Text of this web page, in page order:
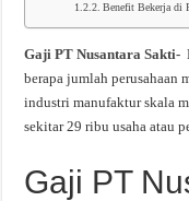
Benefit Bekerja di
Gaji PT Nusantara Sakti-
berapa jumlah perusahaan
industri manufaktur skala
sekitar 29 ribu usaha atau
Gaji PT